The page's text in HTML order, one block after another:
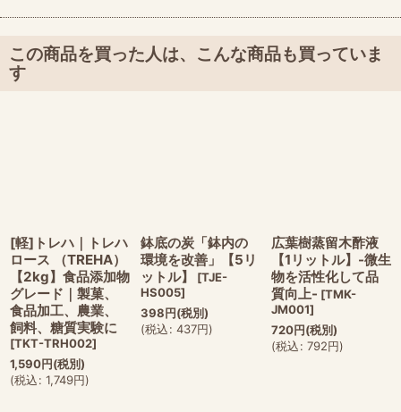
この商品を買った人は、こんな商品も買っていま
す
[軽]トレハ｜トレハ
ロース （TREHA）
【2kg】食品添加物
グレード｜製菓、
食品加工、農業、
飼料、糖質実験に
[TKT-TRH002]
1,590円(税別)
(税込: 1,749円)
鉢底の炭「鉢内の
環境を改善」【5リ
ットル】
[TJE-
HS005]
398円(税別)
(税込: 437円)
広葉樹蒸留木酢液
【1リットル】-微生
物を活性化して品
質向上- [TMK-
JM001]
720円(税別)
(税込: 792円)